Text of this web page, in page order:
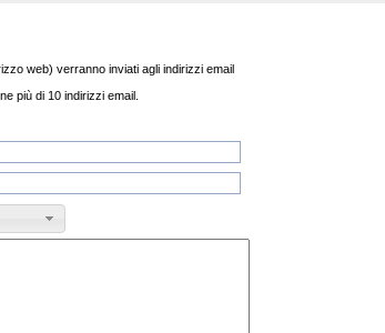
web) verranno inviati agli indirizzi email
più di 10 indirizzi email.